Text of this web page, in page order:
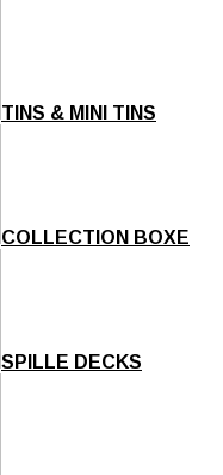
TINS & MINI TINS
COLLECTION BOXE
SPILLE DECKS